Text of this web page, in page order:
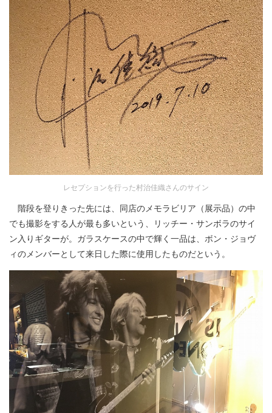
レセプションを行った村治佳織さんのサイン
階段を登りきった先には、同店のメモラビリア（展示品）の中
でも撮影をする人が最も多いという、リッチー・サンボラのサイ
ン入りギターが。ガラスケースの中で輝く一品は、ボン・ジョヴ
ィのメンバーとして来日した際に使用したものだという。